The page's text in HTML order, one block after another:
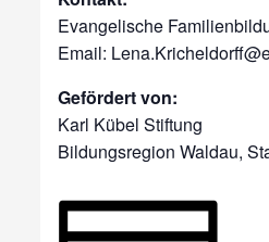
Evangelische
Email:
Gefördert von:
Karl Kübel Stiftung
Bildungsregion Waldau,